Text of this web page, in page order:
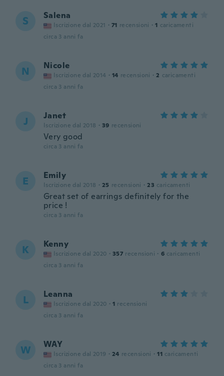
S Salena
Iscrizione dal 2021 · 71 recensioni · 1 caricamenti
circa 3 anni fa
N Nicole
Iscrizione dal 2014 · 14 recensioni · 2 caricamenti
circa 3 anni fa
J Janet
Iscrizione dal 2018 · 39 recensioni
Very good
circa 3 anni fa
E Emily
Iscrizione dal 2018 · 25 recensioni · 23 caricamenti
Great set of earrings definitely for the
price !
circa 3 anni fa
K Kenny
Iscrizione dal 2020 · 357 recensioni · 6 caricamenti
circa 3 anni fa
L Leanna
Iscrizione dal 2020 · 1 recensioni
circa 3 anni fa
W WAY
Iscrizione dal 2019 · 24 recensioni · 11 caricamenti
circa 3 anni fa